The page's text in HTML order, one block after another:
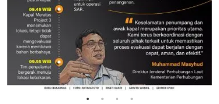
Evakuasi korban kebakaran KM
Mutiara Sentosa 2
3 Agustus 2026